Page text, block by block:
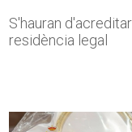
S'hauran
residència legal